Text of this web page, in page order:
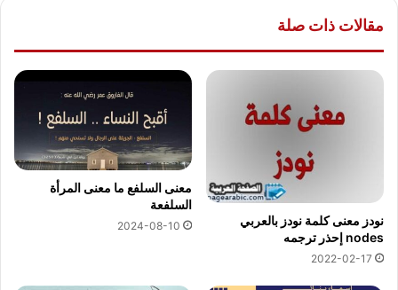
مقالات ذات صلة
نودز معنى كلمة نودز بالعربي
nodes إحذر ترجمه
2022-02-17
معنى السلفع ما معنى المرأة
السلفعة
2024-08-10